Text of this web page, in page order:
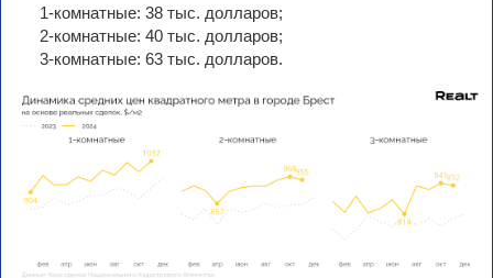
1-комнатные: 38 тыс. долларов;
2-комнатные: 40 тыс. долларов;
3-комнатные: 63 тыс. долларов.